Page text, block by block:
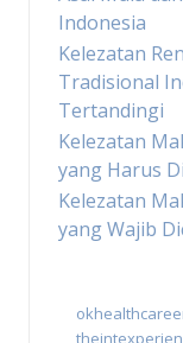
Indonesia
Kelezatan
Tradisional
Tertandingi
Kelezatan
yang Harus
Kelezatan
yang Wajib